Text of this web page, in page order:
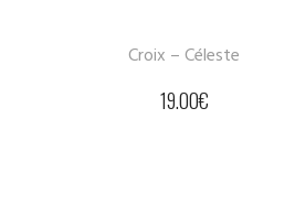
Croix – Céleste
19.00€